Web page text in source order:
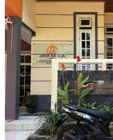
Matic
Honda
Beat
Murah
Pasuruan